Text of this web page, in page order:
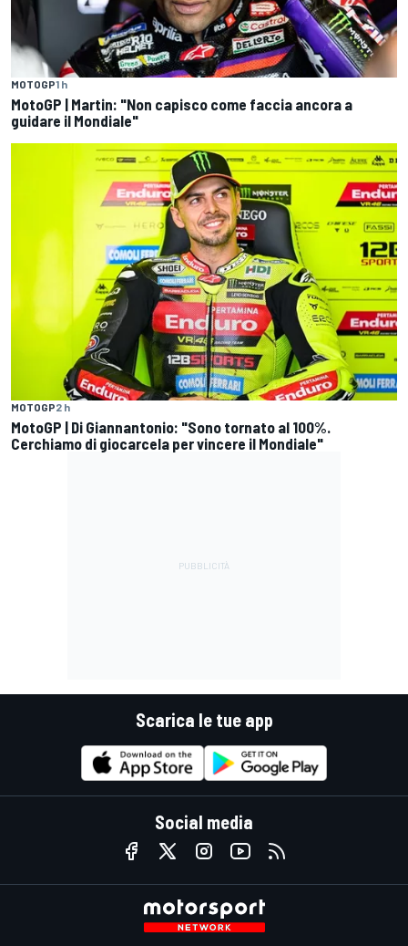
MOTOGP1 h
MotoGP | Martin: "Non capisco come faccia ancora a
guidare il Mondiale"
MOTOGP2 h
MotoGP | Di Giannantonio: "Sono tornato al 100%.
Cerchiamo di giocarcela per vincere il Mondiale"
Scarica le tue app
Social media